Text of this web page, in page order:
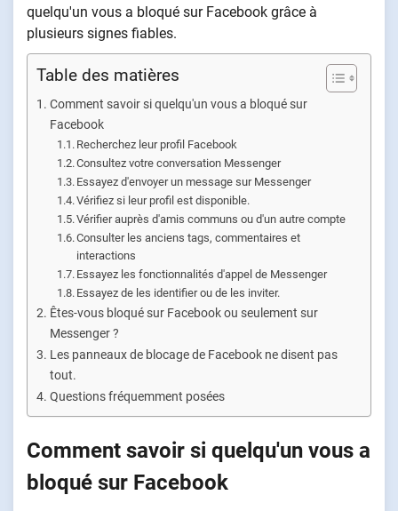
quelqu'un vous a bloqué sur Facebook grâce à
plusieurs signes fiables.
Table des matières
Comment savoir si quelqu'un vous a bloqué sur
Facebook
Recherchez leur profil Facebook
Consultez votre conversation Messenger
Essayez d'envoyer un message sur Messenger
Vérifiez si leur profil est disponible.
Vérifier auprès d'amis communs ou d'un autre compte
Consulter les anciens tags, commentaires et
interactions
Essayez les fonctionnalités d'appel de Messenger
Essayez de les identifier ou de les inviter.
Êtes-vous bloqué sur Facebook ou seulement sur
Messenger ?
Les panneaux de blocage de Facebook ne disent pas
tout.
Questions fréquemment posées
Comment savoir si quelqu'un vous a
bloqué sur Facebook